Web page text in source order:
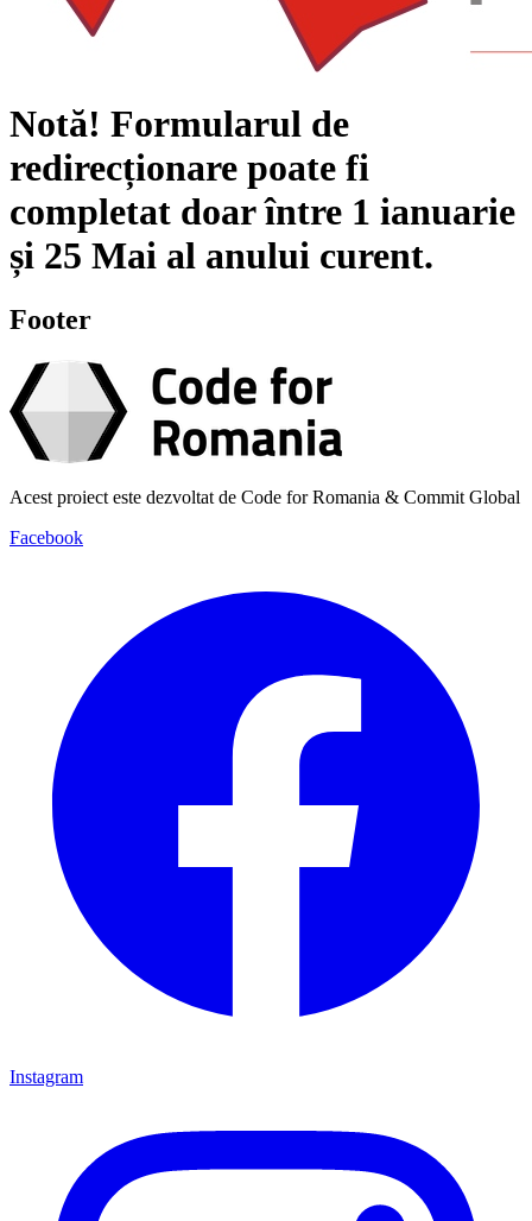
Notă! Formularul de
redirecționare poate fi
completat doar între 1 ianuarie
și 25 Mai al anului curent.
Footer
Acest proiect este dezvoltat de Code for Romania & Commit Global
Facebook
Instagram